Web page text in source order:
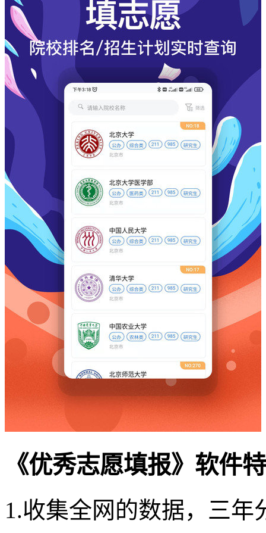
《优秀志愿填报》软件
1.收集全网的数据，三年